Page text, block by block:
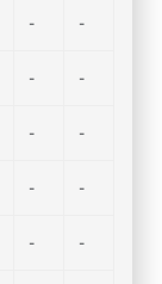
- -
- -
- -
- -
- -